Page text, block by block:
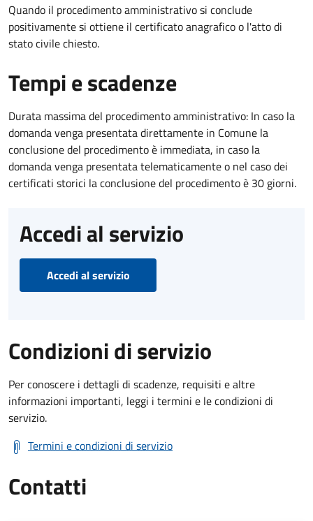
Quando il procedimento amministrativo si conclude
positivamente si ottiene il certificato anagrafico o l'atto di
stato civile chiesto.
Tempi e scadenze
Durata massima del procedimento amministrativo: In caso la
domanda venga presentata direttamente in Comune la
conclusione del procedimento è immediata, in caso la
domanda venga presentata telematicamente o nel caso dei
certificati storici la conclusione del procedimento è 30 giorni.
Accedi al servizio
Accedi al servizio
Condizioni di servizio
Per conoscere i dettagli di scadenze, requisiti e altre
informazioni importanti, leggi i termini e le condizioni di
servizio.
Termini e condizioni di servizio
Contatti